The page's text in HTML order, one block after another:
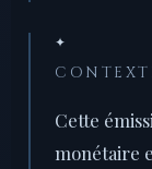
✦
Cette
monétaire